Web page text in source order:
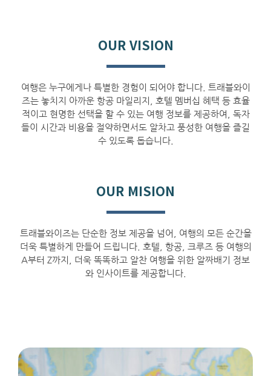
OUR VISION
여행은 누구에게나 특별한 경험이 되어야 합니다. 트래블와이
즈는 놓치지 아까운 항공 마일리지
호텔 멤버십 혜택 등 효율
적이고 현명한 선택을 할 수 있는 여행 정보를 제공하여
독자
들이 시간과 비용을 절약하면서도 알차고 풍성한 여행을 즐길
수 있도록 돕습니다.
OUR MISION
트래블와이즈는 단순한 정보 제공을 넘어
여행의 모든 순간을
더욱 특별하게 만들어 드립니다. 호텔 항공, 크루즈 등 여행의
A부터 Z까지
더욱 똑똑하고 알찬 여행을 위한 알짜배기 정보
와 인사이트를 제공합니다.